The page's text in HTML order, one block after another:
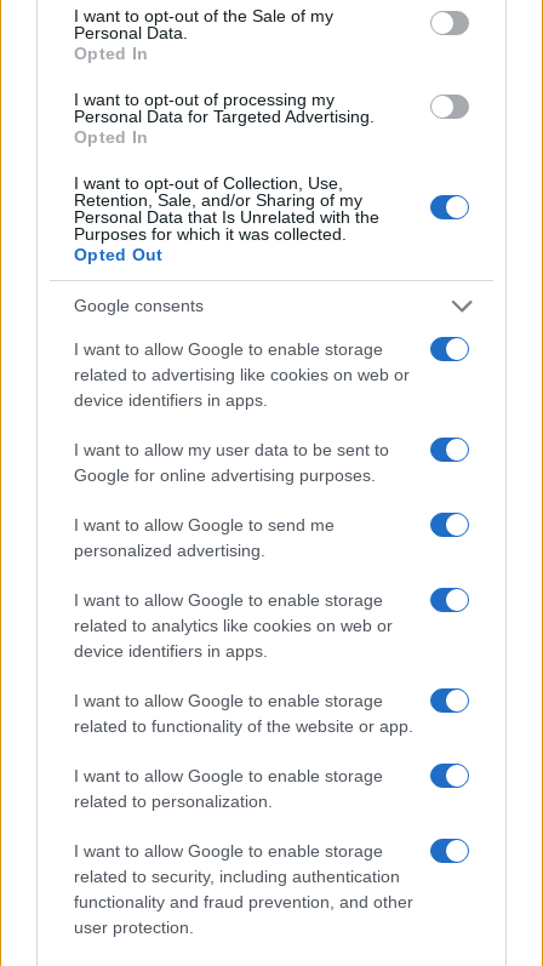
consent section.
I want to opt-out of the Sale of my
Personal Data.
Opted In
I want to opt-out of processing my
Personal Data for Targeted Advertising.
Opted In
I want to opt-out of Collection, Use,
Retention, Sale, and/or Sharing of my
Personal Data that Is Unrelated with the
Purposes for which it was collected.
Opted Out
Google consents
I want to allow Google to enable storage
related to advertising like cookies on web or
device identifiers in apps.
I want to allow my user data to be sent to
Google for online advertising purposes.
I want to allow Google to send me
personalized advertising.
I want to allow Google to enable storage
related to analytics like cookies on web or
device identifiers in apps.
I want to allow Google to enable storage
related to functionality of the website or app.
I want to allow Google to enable storage
related to personalization.
I want to allow Google to enable storage
related to security, including authentication
functionality and fraud prevention, and other
user protection.
daGoogle News
Condividi l'articolo
F
a
ce
b
o
o
k
T
w
it
te
r
Pi
n
te
re
st
W
h
at
s
p
p
S
h
a
re
Prossimo articolo
NOTIZIE RECENTI
Jovanotti, Gabry Ponte e Alfa: Olbia ombelico del
mondo per una notte
Giorgia Meloni a La Maddalena, la vicesindaco:
“Orgoglio e discrezione per visita privata̶…
Incendio nella notte a Olbia, a fuoco due furgoni
A fuoco un deposito con bombole, intervento dei
vigili del fuoco a Rudalza
Ristorante distrutto dalle fiamme a La
Maddalena, incendio a Monti d’à rena